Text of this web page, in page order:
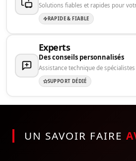
Solutions fiables et rapides pour
RAPIDE & FIABLE
Experts
Des conseils personnalisés
Assistance technique de
SUPPORT DÉDIÉ
UN SAVOIR FAIRE